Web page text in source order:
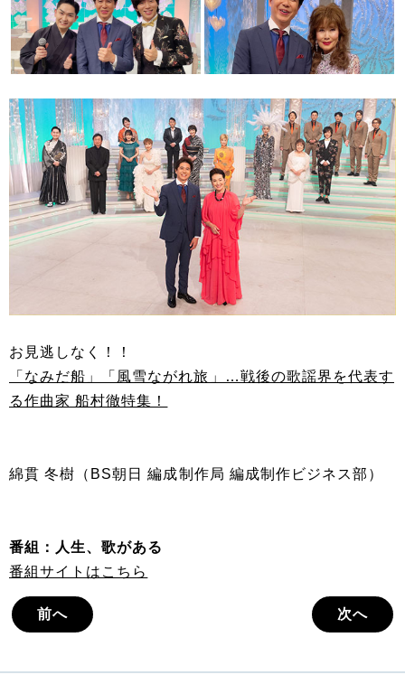
お見逃しなく！！
「なみだ船」「風雪ながれ旅」…戦後の歌謡界を代表す
る作曲家 船村徹特集！
綿貫 冬樹（BS朝日 編成制作局 編成制作ビジネス部）
番組：人生、歌がある
番組サイトはこちら
前へ 次へ